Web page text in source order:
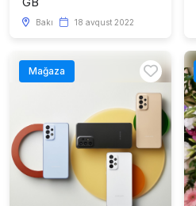
Bakı 18 avqust 2022
Mağaza